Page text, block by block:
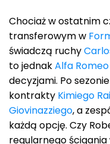
Chociaż w ostatnim
transferowym w
świadczą ruchy
to jednakAlfa Romeo
decyzjami. Po
kontrakty Kimiego
Giovinazziego, a
każdą opcję. Czy
regularnego ścigania